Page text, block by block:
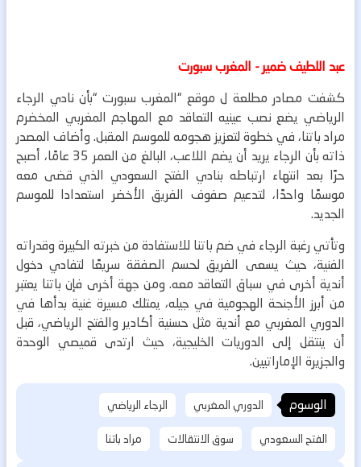
عبد اللطيف ضمير - المغرب سبورت
كشفت مصادر مطلعة ل موقع “المغرب سبورت “بأن نادي الرجاء
الرياضي يضع نصب عينيه التعاقد مع المهاجم المغربي المخضرم
مراد باتنا، في خطوة لتعزيز هجومه للموسم المقبل. وأضاف المصدر
ذاته بأن الرجاء يريد أن يضم اللاعب، البالغ من العمر 35 عامًا، أصبح
حرًا بعد انتهاء ارتباطه بنادي الفتح السعودي الذي قضى معه
موسمًا واحدًا، لتدعيم صفوف الفريق الأخضر استعدادا للموسم
الجديد.
وتأتي رغبة الرجاء في ضم باتنا للاستفادة من خبرته الكبيرة وقدراته
الفنية، حيث يسعى الفريق لحسم الصفقة سريعًا لتفادي دخول
أندية أخرى في سباق التعاقد معه.ومن جهة أخرى فإن باتنا يعتبر
من أبرز الأجنحة الهجومية في جيله، يمتلك مسيرة غنية بدأها في
الدوري المغربي مع أندية مثل حسنية أكادير والفتح الرياضي، قبل
أن ينتقل إلى الدوريات الخليجية، حيث ارتدى قميصي الوحدة
والجزيرة الإماراتيين.
الوسوم الدوري المغربي
الرجاء الرياضي
الفتح السعودي
سوق الانتقالات مراد باتنا